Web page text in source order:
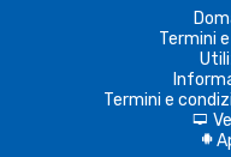
Termini
Termini e
d
A